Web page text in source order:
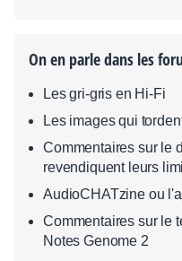
On en parle dans les
Les gri-gris en Hi-Fi
Les images qui
Commentaires sur le
revendiquent leurs
AudioCHATzine ou
Commentaires sur le
Notes Genome 2